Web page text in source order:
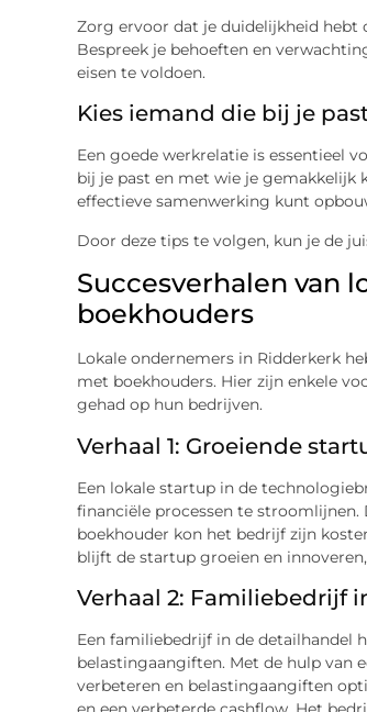
Zorg ervoor dat je duidelijkheid hebt
Bespreek je behoeften en
eisen te voldoen.
Kies iemand die bij je
Een goede werkrelatie is essentieel
bij je past en met wie je
effectieve samenwerking kunt
Door deze tips te volgen, kun je de
Succesverhalen van
boekhouders
Lokale ondernemers in Ridderkerk
met boekhouders. Hier zijn enkele
gehad op hun bedrijven.
Verhaal 1: Groeiende
Een lokale startup in de
financiële processen te stroomlijnen.
boekhouder kon het bedrijf zijn
blijft de startup groeien en
Verhaal 2: Familiebedrijf
Een familiebedrijf in de detailhandel
belastingaangiften. Met de hulp van
verbeteren en belastingaangiften